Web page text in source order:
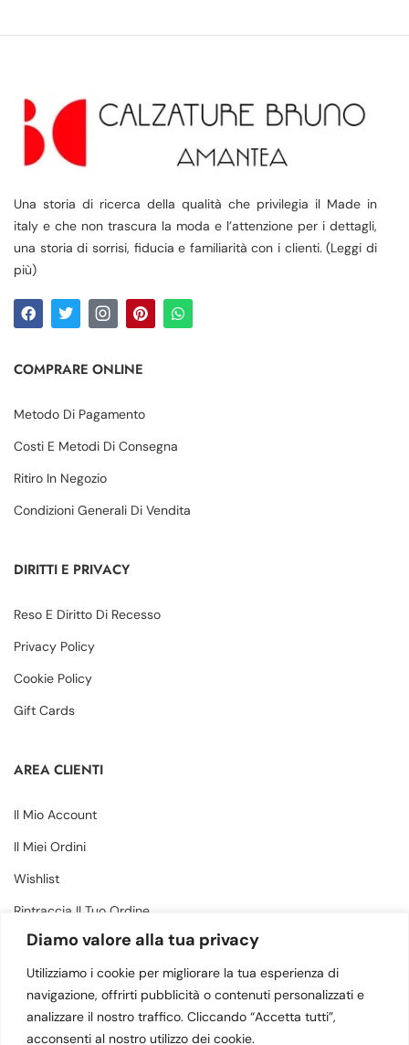
Diamo valore alla tua privacy
Utilizziamo i cookie per migliorare la tua esperienza di
navigazione, offrirti pubblicità o contenuti personalizzati e
analizzare il nostro traffico. Cliccando “Accetta tutti”,
acconsenti al nostro utilizzo dei cookie.
Una storia di ricerca della qualità che privilegia il Made in
italy e che non trascura la moda e l’attenzione per i dettagli,
una storia di sorrisi, fiducia e familiarità con i clienti. (Leggi di
più)
COMPRARE ONLINE
Metodo Di Pagamento
Costi E Metodi Di Consegna
Ritiro In Negozio
Condizioni Generali Di Vendita
DIRITTI E PRIVACY
Reso E Diritto Di Recesso
Privacy Policy
Cookie Policy
Gift Cards
AREA CLIENTI
Il Mio Account
Il Miei Ordini
Wishlist
Rintraccia Il Tuo Ordine
CONTATTI
Via Margherita 34, Amantea (CS) - 87032